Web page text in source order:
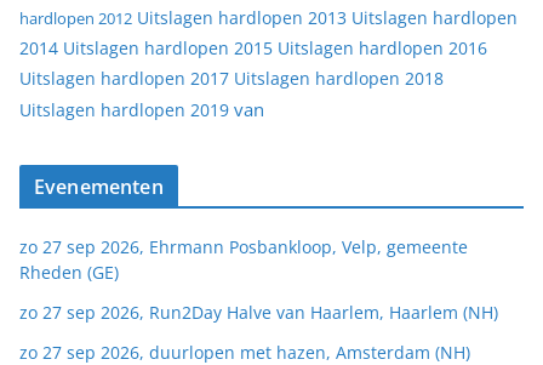
hardlopen 2012 Uitslagen hardlopen 2013 Uitslagen hardlopen
2014 Uitslagen hardlopen 2015 Uitslagen hardlopen 2016
Uitslagen hardlopen 2017 Uitslagen hardlopen 2018
Uitslagen hardlopen 2019 van
Evenementen
zo 27 sep 2026, Ehrmann Posbankloop, Velp, gemeente
Rheden (GE)
zo 27 sep 2026, Run2Day Halve van Haarlem, Haarlem (NH)
zo 27 sep 2026, duurlopen met hazen, Amsterdam (NH)